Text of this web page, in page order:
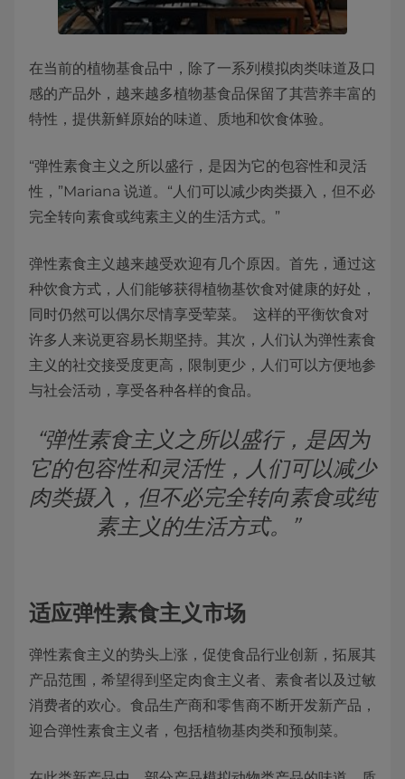
在当前的植物基食品中，除了一系列模拟肉类味道及口
感的产品外，越来越多植物基食品保留了其营养丰富的
特性，提供新鲜原始的味道、质地和饮食体验。
“弹性素食主义之所以盛行，是因为它的包容性和灵活
性，”Mariana 说道。“人们可以减少肉类摄入，但不必
完全转向素食或纯素主义的生活方式。”
弹性素食主义越来越受欢迎有几个原因。首先，通过这
种饮食方式，人们能够获得植物基饮食对健康的好处，
同时仍然可以偶尔尽情享受荤菜。 这样的平衡饮食对
许多人来说更容易长期坚持。其次，人们认为弹性素食
主义的社交接受度更高，限制更少，人们可以方便地参
与社会活动，享受各种各样的食品。
“弹性素食主义之所以盛行，是因为
它的包容性和灵活性，人们可以减少
肉类摄入，但不必完全转向素食或纯
素主义的生活方式。”
适应弹性素食主义市场
弹性素食主义的势头上涨，促使食品行业创新，拓展其
产品范围，希望得到坚定肉食主义者、素食者以及过敏
消费者的欢心。食品生产商和零售商不断开发新产品，
迎合弹性素食主义者，包括植物基肉类和预制菜。